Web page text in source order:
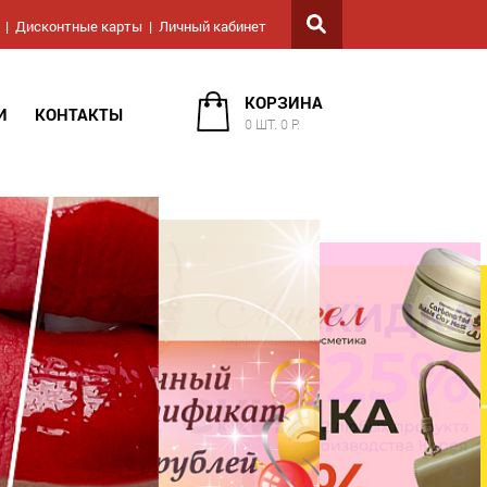
Дисконтные карты Личный кабинет
КОНТАКТЫ
КОРЗИНА
0 ШТ. 0 Р.